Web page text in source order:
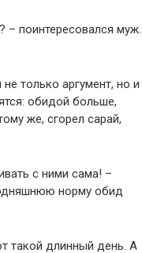
– поинтересовался муж.
только аргумент, но и
обидой больше,
же, сгорел сарай,
с ними сама! –
норму обид
такой длинный день. А